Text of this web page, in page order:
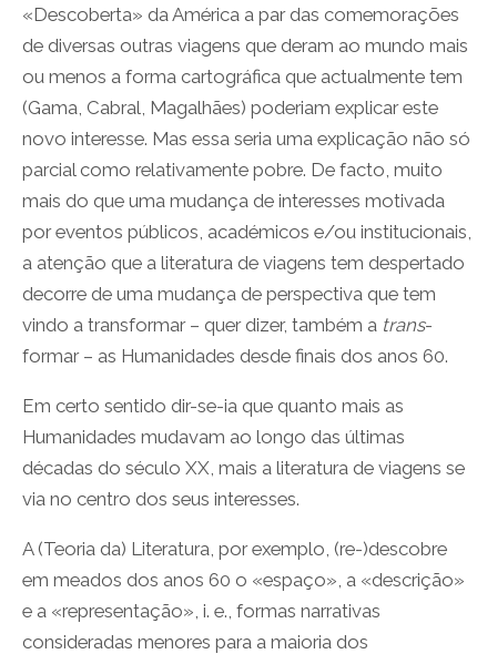
«Descoberta» da América a par das comemorações
de diversas outras viagens que deram ao mundo mais
ou menos a forma cartográfica que actualmente tem
(Gama, Cabral, Magalhães) poderiam explicar este
novo interesse. Mas essa seria uma explicação não só
parcial como relativamente pobre. De facto, muito
mais do que uma mudança de interesses motivada
por eventos públicos, académicos e/ou institucionais,
a atenção que a literatura de viagens tem despertado
decorre de uma mudança de perspectiva que tem
vindo a transformar – quer dizer, também a trans-
formar – as Humanidades desde finais dos anos 60.
Em certo sentido dir-se-ia que quanto mais as
Humanidades mudavam ao longo das últimas
décadas do século XX, mais a literatura de viagens se
via no centro dos seus interesses.
A (Teoria da) Literatura, por exemplo, (re-)descobre
em meados dos anos 60 o «espaço», a «descrição»
e a «representação», i. e., formas narrativas
consideradas menores para a maioria dos